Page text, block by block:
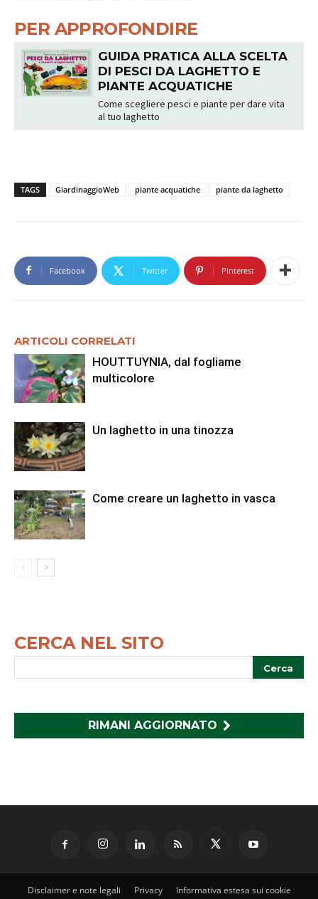
PER APPROFONDIRE
GUIDA PRATICA ALLA SCELTA
DI PESCI DA LAGHETTO E
PIANTE ACQUATICHE
Come scegliere pesci e piante per dare vita
al tuo laghetto
TAGS GiardinaggioWeb piante acquatiche piante da laghetto
Facebook Twitter Pinterest
ARTICOLI CORRELATI
HOUTTUYNIA, dal fogliame
multicolore
Un laghetto in una tinozza
Come creare un laghetto in vasca
CERCA NEL SITO
RIMANI AGGIORNATO
Disclaimer e note legali Privacy Informativa estesa sui cookie